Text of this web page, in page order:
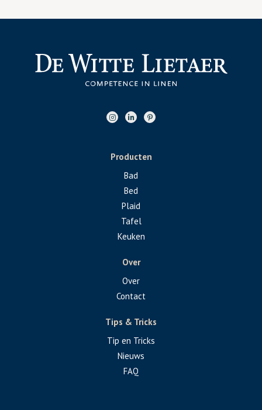
Producten
Bad
Bed
Plaid
Tafel
Keuken
Over
Over
Contact
Tips & Tricks
Tip en Tricks
Nieuws
FAQ